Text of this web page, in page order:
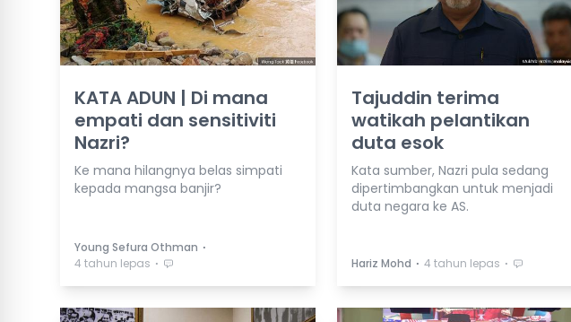
KATA ADUN | Di mana
empati dan sensitiviti
Nazri?
Ke mana hilangnya belas simpati
kepada mangsa banjir?
Young Sefura Othman ⋅
4 tahun lepas ⋅
Tajuddin terima
watikah pelantikan
duta esok
Kata sumber, Nazri pula sedang
dipertimbangkan untuk menjadi
duta negara ke AS.
Hariz Mohd ⋅ 4 tahun lepas ⋅